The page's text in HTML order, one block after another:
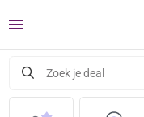
Menu
Zoek je deal